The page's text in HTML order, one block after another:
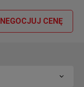
NEGOCJUJ CENĘ